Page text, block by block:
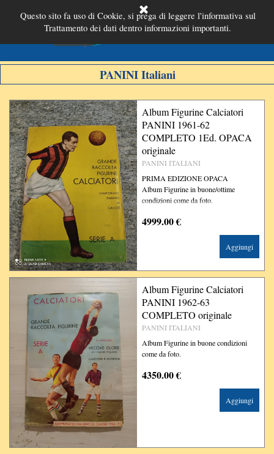
Questo sito fa uso di Cookie, si prega di leggere l'informativa sul
Trattamento dei dati dentro informazioni importanti.
Salta menù
E-Bay
PANINI Italiani
Album Figurine Calciatori
PANINI 1961-62
COMPLETO 1Ed. OPACA
originale
PANINI ITALIANI
PRIMA EDIZIONE OPACA
Album Figurine in buone/ottime
condizioni come da foto.
4999.00 €
Aggiungi
Album Figurine Calciatori
PANINI 1962-63
COMPLETO originale
PANINI ITALIANI
Album Figurine in buone condizioni
come da foto.
4350.00 €
Aggiungi